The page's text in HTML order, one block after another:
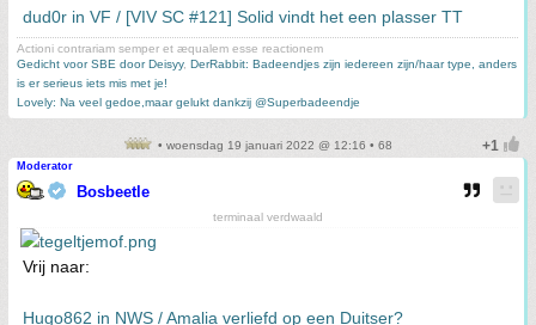
dud0r in VF / [VIV SC #121] Solid vindt het een plasser TT
Actioni contrariam semper et æqualem esse reactionem
Gedicht voor SBE door Deisyy, DerRabbit: Badeendjes zijn iedereen zijn/haar type, anders
is er serieus iets mis met je!
Lovely: Na veel gedoe,maar gelukt dankzij @Superbadeendje
• woensdag 19 januari 2022 @ 12:16 • 68
Moderator
Bosbeetle
terminaal verdwaald
Vrij naar:
Hugo862 in NWS / Amalia verliefd op een Duitser?